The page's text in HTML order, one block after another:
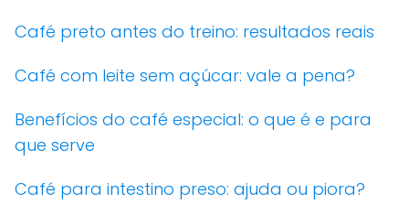
Café preto antes do treino: resultados reais
Café com leite sem açúcar: vale a pena?
Benefícios do café especial: o que é e para
que serve
Café para intestino preso: ajuda ou piora?